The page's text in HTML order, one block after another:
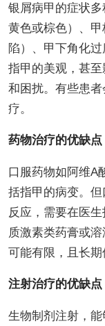
银屑病甲的症状多
黄色或棕色）、
陷）、甲下角化
指甲的美观，甚
和困扰。有些患
疗。
药物治疗的优缺点
口服药物如阿维A
括指甲的病变。
反应，需要在医
质激素类药膏或
可能有限，且长期
注射治疗的优缺点
生物制剂注射，